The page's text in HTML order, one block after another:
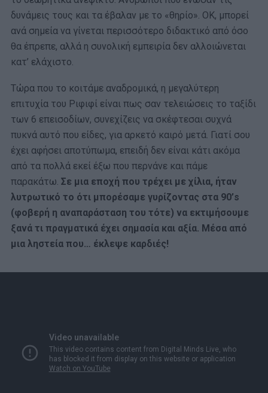
δυνάμεις τους και τα έβαλαν με το «θηρίο». ΟΚ, μπορεί
ανά σημεία να γίνεται περισσότερο διδακτικό από όσο
θα έπρεπε, αλλά η συνολική εμπειρία δεν αλλοιώνεται
κατ’ ελάχιστο.
Τώρα που το κοιτάμε αναδρομικά, η μεγαλύτερη
επιτυχία του Ριφιφί είναι πως σαν τελειώσεις το ταξίδι
των 6 επεισοδίων, συνεχίζεις να σκέφτεσαι συχνά
πυκνά αυτό που είδες, για αρκετό καιρό μετά. Γιατί σου
έχει αφήσει αποτύπωμα, επειδή δεν είναι κάτι ακόμα
από τα πολλά εκεί έξω που περνάνε και πάμε
παρακάτω. Σε μια εποχή που τρέχει με χίλια, ήταν
λυτρωτικό το ότι μπορέσαμε γυρίζοντας στα 90’s
(φοβερή η αναπαράσταση του τότε) να εκτιμήσουμε
ξανά τι πραγματικά έχει σημασία και αξία. Μέσα από
μια ληστεία που… έκλεψε καρδιές!